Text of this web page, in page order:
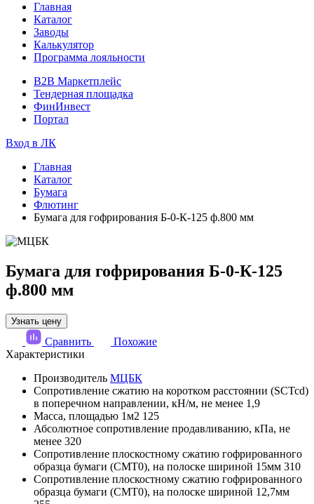
Главная
Каталог
Заводы
Калькулятор
Программа лояльности
B2B Маркетплейс
Тендерная площадка
ФинИнвест
Портал
Вход в ЛК
Главная
Каталог
Бумага
Флютинг
Бумага для гофрирования Б-0-К-125 ф.800 мм
Бумага для гофрирования Б-0-К-125
ф.800 мм
Узнать цену
Сравнить
Похожие
Характеристики
Производитель МЦБК
Сопротивление сжатию на коротком расстоянии (SCTcd)
в поперечном направлении, кН/м, не менее 1,9
Масса, площадью 1м2 125
Абсолютное сопротивление продавливанию, кПа, не
менее 320
Сопротивление плоскостному сжатию гофрированного
образца бумаги (СМТ0), на полоске шириной 15мм 310
Сопротивление плоскостному сжатию гофрированного
образца бумаги (СМТ0), на полоске шириной 12,7мм